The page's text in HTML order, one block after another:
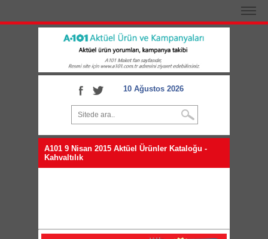
10 Ağustos 2026
A101 9 Nisan 2015 Aktüel Ürünler Kataloğu -
Kahvaltılık